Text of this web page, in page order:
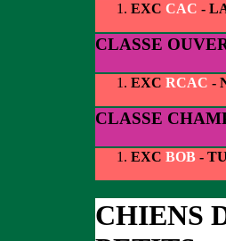
EXCCAC -
CLASSE
EXCRCAC -
CLASSE
EXCBOB -
CHIENS